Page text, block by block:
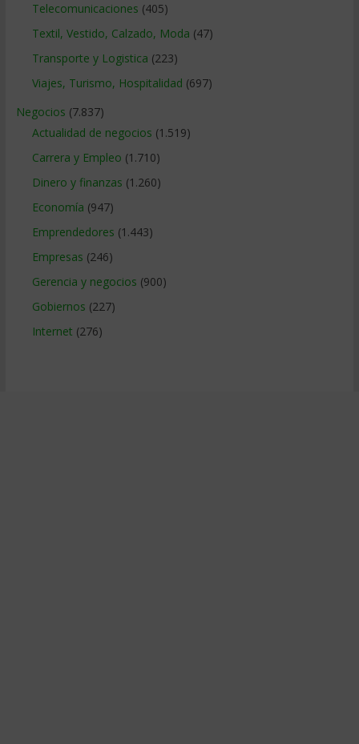
Telecomunicaciones (405)
Textil, Vestido, Calzado, Moda (47)
Transporte y Logistica (223)
Viajes, Turismo, Hospitalidad (697)
Negocios (7.837)
Actualidad de negocios (1.519)
Carrera y Empleo (1.710)
Dinero y finanzas (1.260)
Economía (947)
Emprendedores (1.443)
Empresas (246)
Gerencia y negocios (900)
Gobiernos (227)
Internet (276)